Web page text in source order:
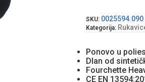
SKU: 0025594.090
Kategorija:
Ponovo u
Dlan od
Fourchette
CE EN